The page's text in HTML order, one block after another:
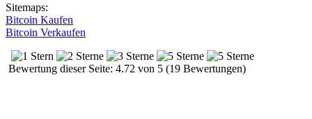
Sitemaps:
Bitcoin Kaufen
Bitcoin Verkaufen
Bewertung dieser Seite: 4.72 von 5 (19 Bewertungen)